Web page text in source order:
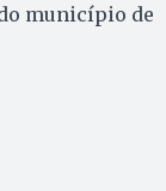
município de